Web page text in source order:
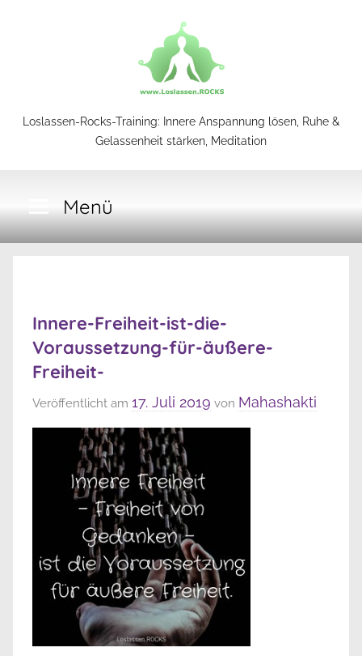
Loslassen-
Training
Loslassen-Rocks-Training: Innere Anspannung lösen, Ruhe &
Gelassenheit stärken, Meditation
Menü
Innere-Freiheit-ist-die-
Voraussetzung-für-äußere-
Freiheit-
Veröffentlicht am 17. Juli 2019 von Mahashakti